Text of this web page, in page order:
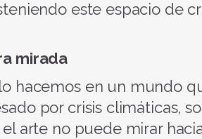
este espacio de
mirada
hacemos en un mundo
por crisis climáticas,
arte no puede mirar